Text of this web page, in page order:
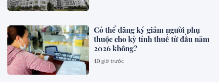
Có thể đăng ký giảm người phụ
thuộc cho kỳ tính thuế từ đầu năm
2026 không?
10 giờ trước